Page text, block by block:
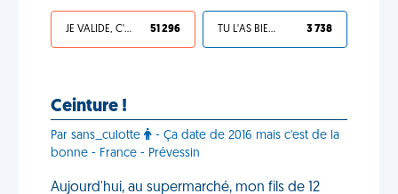
JE VALIDE, C'EST UNE VDM 51 296 TU L'AS BIEN MÉRITÉ 3 738
Ceinture !
Par sans_culotte
- Ça date de 2016 mais c'est de la
bonne - France - Prévessin
Aujourd'hui, au supermarché, mon fils de 12